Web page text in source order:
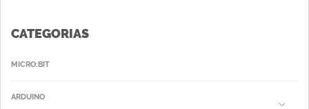
CATEGORIAS
MICRO:BIT
ARDUINO